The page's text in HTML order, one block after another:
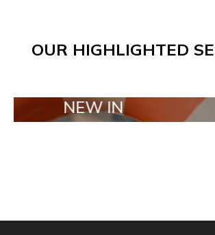
OUR HIGHLIGHTED
IN